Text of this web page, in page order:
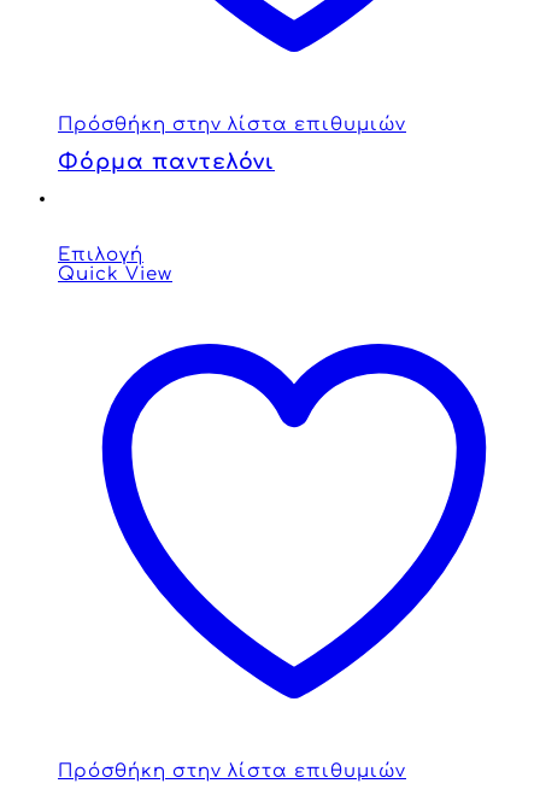
Πρόσθήκη στην λίστα επιθυμιών
Φόρμα παντελόνι
Επιλογή
Quick View
Πρόσθήκη στην λίστα επιθυμιών